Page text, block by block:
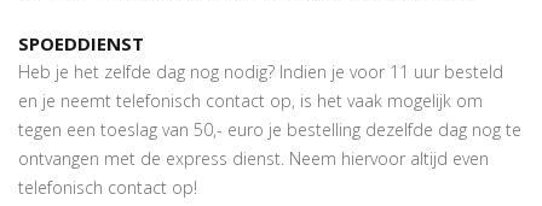
SPOEDDIENST
Heb je het zelfde dag nog nodig? Indien je voor 11 uur besteld
en je neemt telefonisch contact op, is het vaak mogelijk om
tegen een toeslag van 50,- euro je bestelling dezelfde dag nog te
ontvangen met de express dienst. Neem hiervoor altijd even
telefonisch contact op!